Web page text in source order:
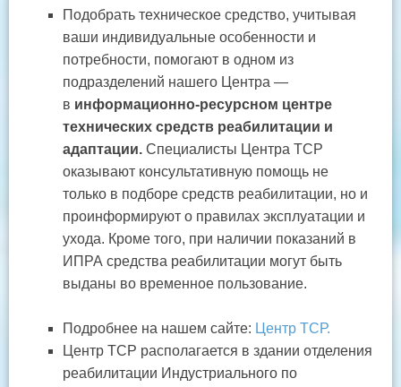
Подобрать техническое средство, учитывая
ваши индивидуальные особенности и
потребности, помогают в одном из
подразделений нашего Центра —
в информационно-ресурсном центре
технических средств реабилитации и
адаптации. Специалисты Центра ТСР
оказывают консультативную помощь не
только в подборе средств реабилитации, но и
проинформируют о правилах эксплуатации и
ухода. Кроме того, при наличии показаний в
ИПРА средства реабилитации могут быть
выданы во временное пользование.
Подробнее на нашем сайте: Центр ТСР.
Центр ТСР располагается в здании отделения
реабилитации Индустриального по